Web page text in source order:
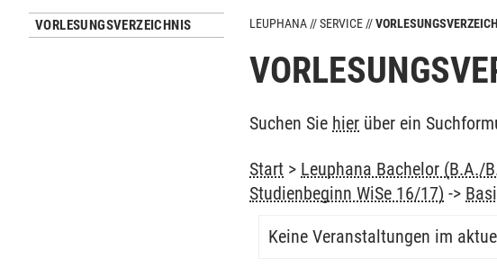
VORLESUNGSVERZEICHNIS LEUPHANA SERVICE
Suchen Sie hier über ein
Start > Leuphana Bachelor (B.A./
Studienbeginn WiSe 16/17) ->
Keine Veranstaltungen im